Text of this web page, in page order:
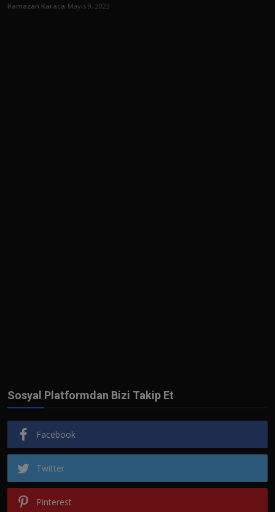
Ramazan Karaca Mayıs 9, 2023
Sosyal Platformdan Bizi Takip Et
Facebook
Twitter
Pinterest